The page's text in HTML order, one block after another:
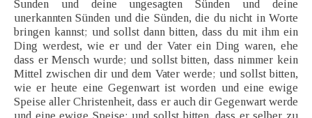
Sunden und deine ungesagten Sünden und deine
unerkannten Sünden und die Sünden, die du nicht in Worte
bringen kannst; und sollst dann bitten, dass du mit ihm ein
Ding werdest, wie er und der Vater ein Ding waren, ehe
dass er Mensch wurde; und sollst bitten, dass nimmer kein
Mittel zwischen dir und dem Vater werde; und sollst bitten,
wie er heute eine Gegenwart ist worden und eine ewige
Speise aller Christenheit, dass er auch dir Gegenwart werde